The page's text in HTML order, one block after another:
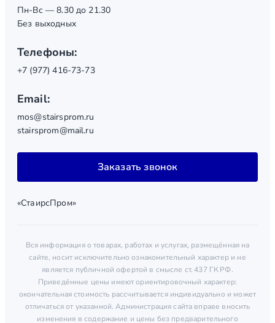
Пн-Вс — 8.30 до 21.30
Без выходных
Телефоны:
+7 (977) 416-73-73
Email:
mos@stairsprom.ru
stairsprom@mail.ru
Заказать звонок
«СтаирсПром»
Вся информация о товарах, работах и услугах, размещённая на
сайте, носит исключительно ознакомительный характер и не
является публичной офертой в смысле ст. 437 ГК РФ.
Приведённые цены имеют ориентировочный характер:
окончательная стоимость рассчитывается индивидуально и может
отличаться от указанной. Администрация сайта вправе вносить
изменения в содержание и цены без предварительного